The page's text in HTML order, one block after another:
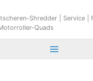
Shredder | Service |
Quads